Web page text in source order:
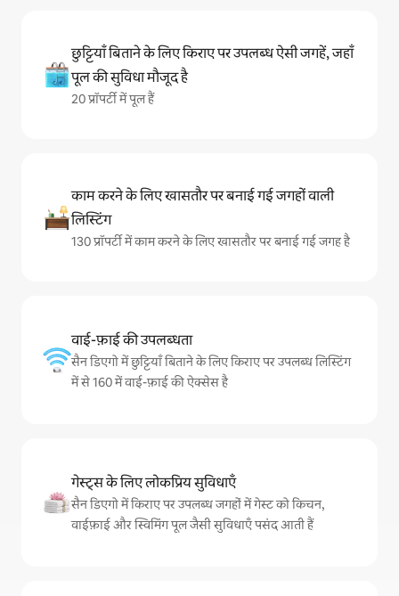
छुट्टियाँ बिताने के लिए किराए पर उपलब्ध ऐसी जगहें, जहाँ
पूल की सुविधा मौजूद है
20 प्रॉपर्टी में पूल हैं
काम करने के लिए खासतौर पर बनाई गई जगहों वाली
लिस्टिंग
130 प्रॉपर्टी में काम करने के लिए खासतौर पर बनाई गई जगह है
वाई-फ़ाई की उपलब्धता
सैन डिएगो में छुट्टियाँ बिताने के लिए किराए पर उपलब्ध लिस्टिंग
में से 160 में वाई-फ़ाई की ऐक्सेस है
गेस्ट्स के लिए लोकप्रिय सुविधाएँ
सैन डिएगो में किराए पर उपलब्ध जगहों में गेस्ट को किचन,
वाईफ़ाई और स्विमिंग पूल जैसी सुविधाएँ पसंद आती हैं